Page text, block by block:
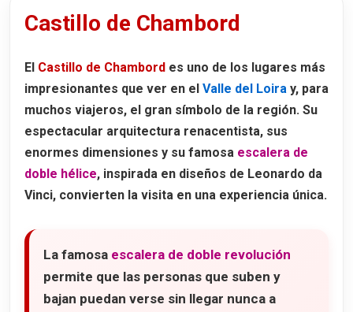
Castillo de Chambord
El Castillo de Chambord es uno de los lugares más
impresionantes que ver en el Valle del Loira y, para
muchos viajeros, el gran símbolo de la región. Su
espectacular arquitectura renacentista, sus
enormes dimensiones y su famosa escalera de
doble hélice, inspirada en diseños de Leonardo da
Vinci, convierten la visita en una experiencia única.
La famosa escalera de doble revolución
permite que las personas que suben y
bajan puedan verse sin llegar nunca a